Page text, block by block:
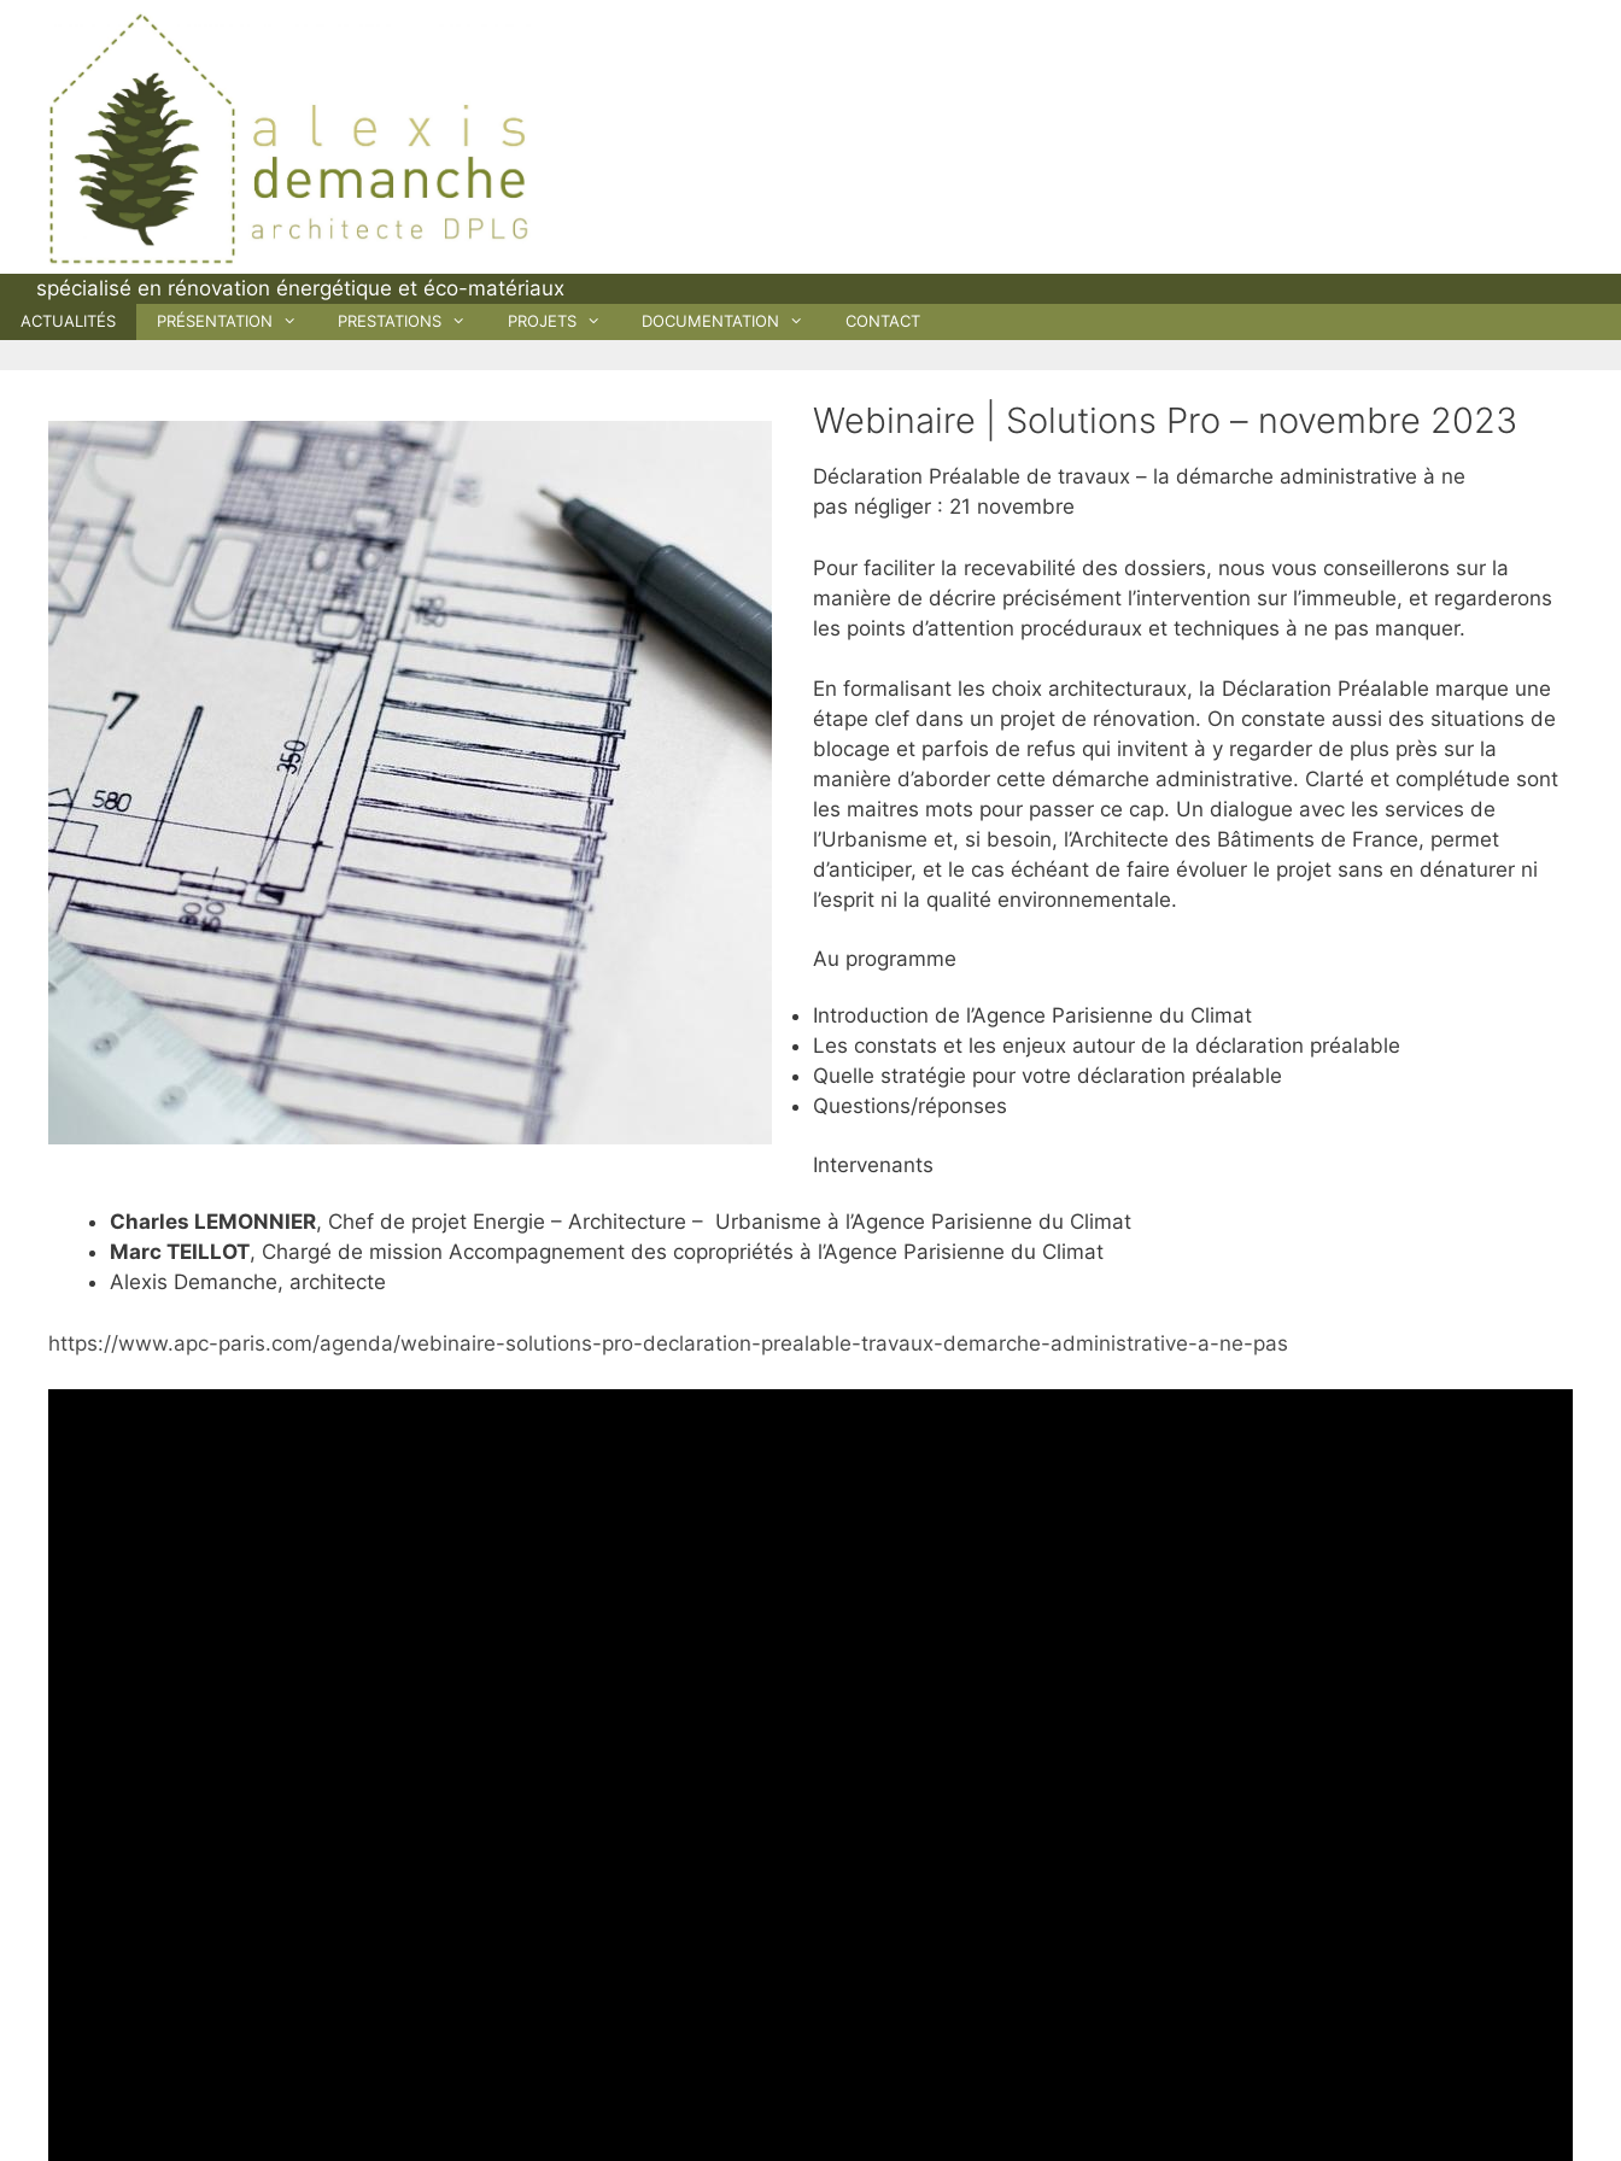
contenu
ACTUALITÉS PRÉSENTATION PRESTATIONS PROJETS DOCUMENTATION CONTACT
spécialisé en rénovation énergétique et éco-matériaux
Webinaire | Solutions Pro – novembre 2023
Déclaration Préalable de travaux – la démarche administrative à ne
pas négliger : 21 novembre
Pour faciliter la recevabilité des dossiers, nous vous conseillerons sur la
manière de décrire précisément l’intervention sur l’immeuble, et regarderons
les points d’attention procéduraux et techniques à ne pas manquer.
En formalisant les choix architecturaux, la Déclaration Préalable marque une
étape clef dans un projet de rénovation. On constate aussi des situations de
blocage et parfois de refus qui invitent à y regarder de plus près sur la
manière d’aborder cette démarche administrative. Clarté et complétude sont
les maitres mots pour passer ce cap. Un dialogue avec les services de
l’Urbanisme et, si besoin, l’Architecte des Bâtiments de France, permet
d’anticiper, et le cas échéant de faire évoluer le projet sans en dénaturer ni
l’esprit ni la qualité environnementale.
Au programme
Introduction de l’Agence Parisienne du Climat
Les constats et les enjeux autour de la déclaration préalable
Quelle stratégie pour votre déclaration préalable
Questions/réponses
Intervenants
Charles LEMONNIER, Chef de projet Energie – Architecture – Urbanisme à l’Agence Parisienne du Climat
Marc TEILLOT, Chargé de mission Accompagnement des copropriétés à l’Agence Parisienne du Climat
Alexis Demanche, architecte
https://www.apc-paris.com/agenda/webinaire-solutions-pro-declaration-prealable-travaux-demarche-administrative-a-ne-pas